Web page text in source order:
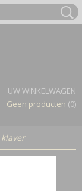
UW WINKELWAGEN
Geen producten (0)